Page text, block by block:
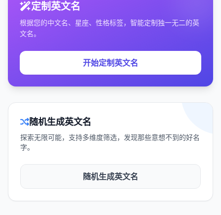
定制英文名
根据您的中文名、星座、性格标签，智能定制独一无二的英
文名。
开始定制英文名
随机生成英文名
探索无限可能，支持多维度筛选，发现那些意想不到的好名
字。
随机生成英文名